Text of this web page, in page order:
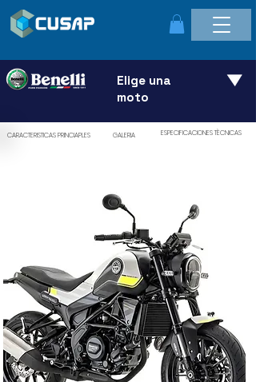
Elige una
moto
CARACTERISTICAS PRINCIAPLES GALERIA ESPECIFICACIONES TÈCNICAS